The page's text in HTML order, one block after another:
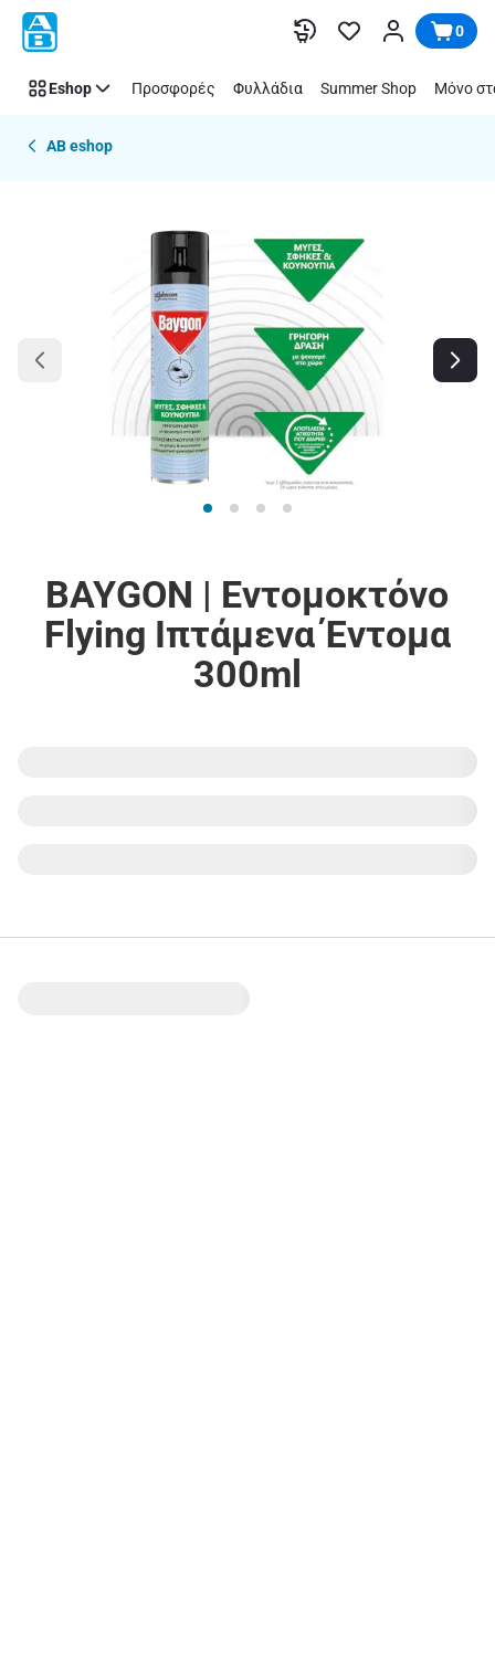
Παράλειψη 0
Eshop Προσφορές Φυλλάδια Summer Shop Μόνο
AB eshop
BAYGON | Εντομοκτόνο
Flying Ιπτάμενα Έντομα
300ml